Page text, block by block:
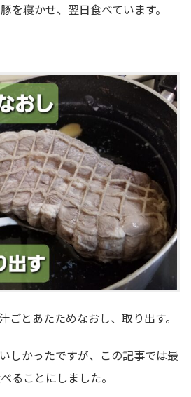
を寝かせ、翌日食べています。
ごとあたためなおし、取り出す。
しかったですが、この記事では最
ることにしました。